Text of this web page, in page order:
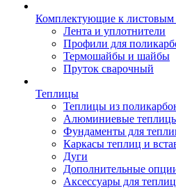
Комплектующие к листовым
Лента и уплотнители
Профили для
Термошайбы и шайбы
Пруток сварочный
Теплицы
Теплицы из
Алюминиевые
Фундаменты для
Каркасы теплиц и
Дуги
Дополнительные
Аксессуары для